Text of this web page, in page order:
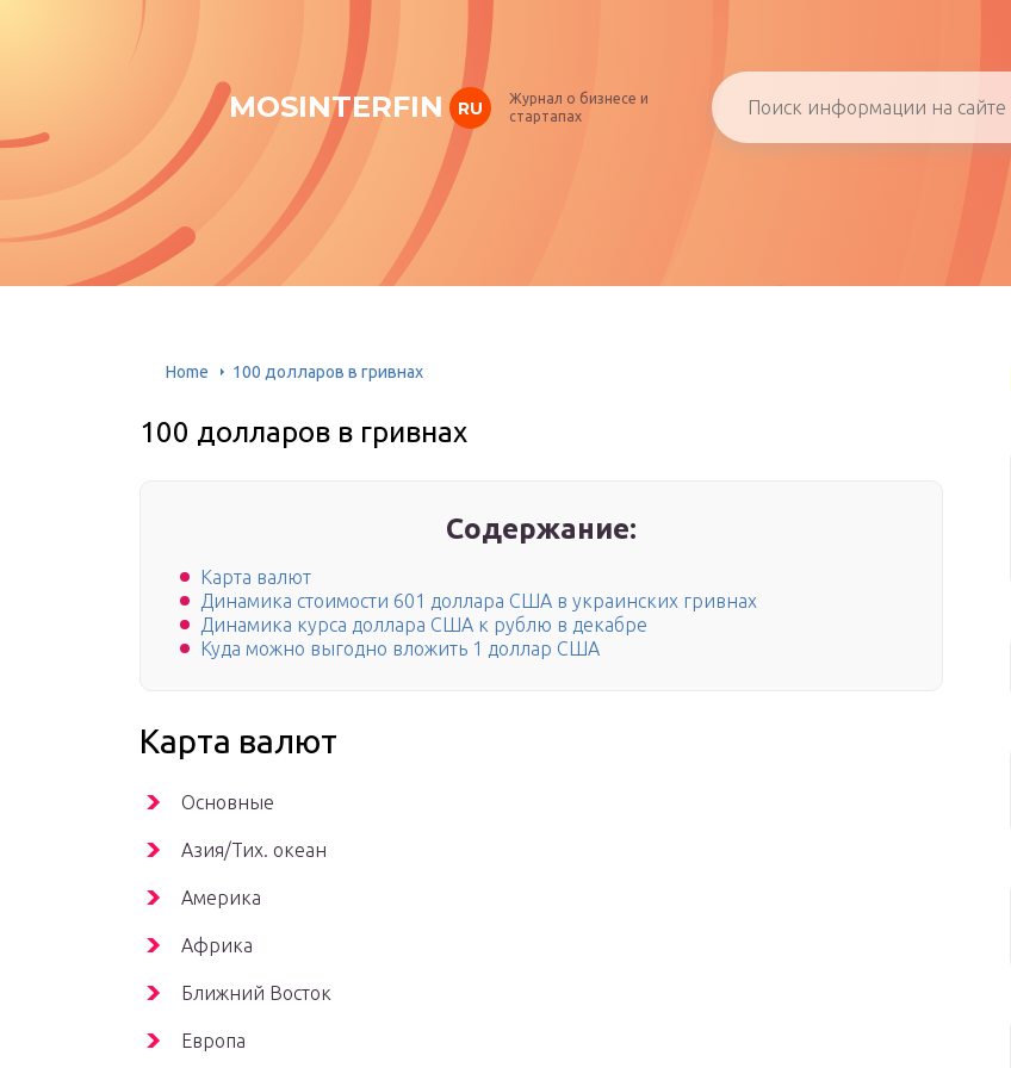
MOSINTERFIN RU
Журнал о бизнесе и
стартапах
Home 100 долларов в гривнах
100 долларов в гривнах
Содержание:
Карта валют
Динамика стоимости 601 доллара США в украинских гривнах
Динамика курса доллара США к рублю в декабре
Куда можно выгодно вложить 1 доллар США
Карта валют
Основные
Азия/Тих. океан
Америка
Африка
Ближний Восток
Европа